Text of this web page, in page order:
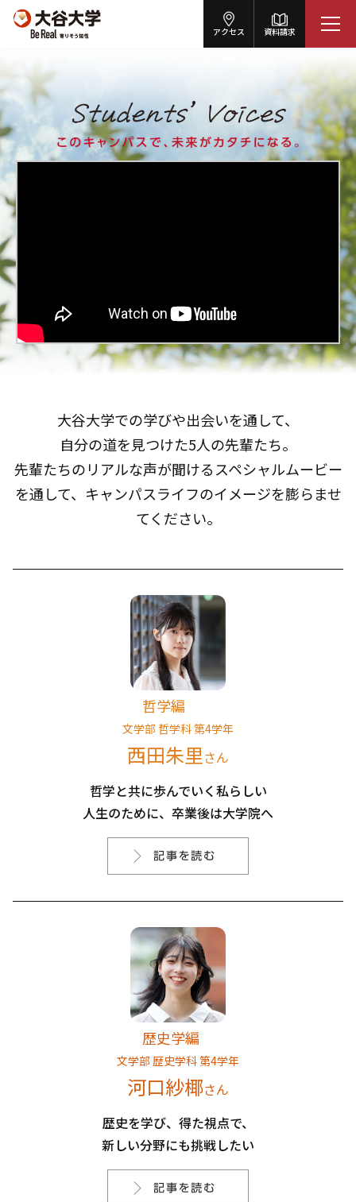
アクセス 資料請求
大谷大学での学びや出会いを通して、
自分の道を見つけた5人の先輩たち。
先輩たちのリアルな声が聞けるスペシャルムービー
を通して、 キャンパスライフのイメージを膨らませ
てください。
哲学編
文学部 哲学科 第4学年
西田朱里さん
哲学と共に歩んでいく私らしい
人生のために、卒業後は大学院へ
歴史学編
文学部 歴史学科 第4学年
河口紗椰さん
歴史を学び、得た視点で、
新しい分野にも挑戦したい